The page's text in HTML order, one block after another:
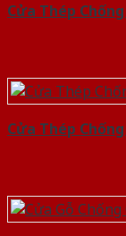
Cửa Thép
Cửa Thép Chống